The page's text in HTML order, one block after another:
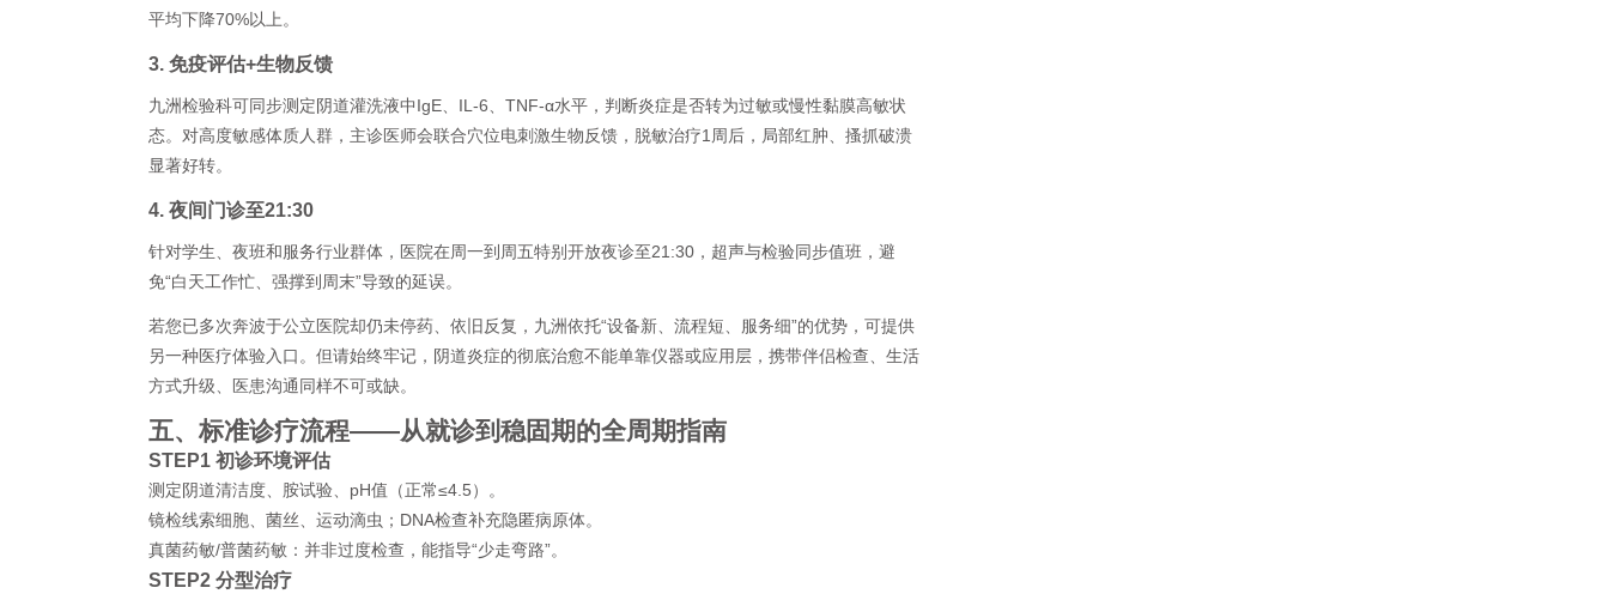
平均下降70%以上。
3. 免疫评估+生物反馈
九洲检验科可同步测定阴道灌洗液中IgE、IL-6、TNF-α水平，判断炎症是否转为过敏或慢性黏膜高敏状
态。对高度敏感体质人群，主诊医师会联合穴位电刺激生物反馈，脱敏治疗1周后，局部红肿、搔抓破溃
显著好转。
4. 夜间门诊至21:30
针对学生、夜班和服务行业群体，医院在周一到周五特别开放夜诊至21:30，超声与检验同步值班，避
免“白天工作忙、强撑到周末”导致的延误。
若您已多次奔波于公立医院却仍未停药、依旧反复，九洲依托“设备新、流程短、服务细”的优势，可提供
另一种医疗体验入口。但请始终牢记，阴道炎症的彻底治愈不能单靠仪器或应用层，携带伴侣检查、生活
方式升级、医患沟通同样不可或缺。
五、标准诊疗流程——从就诊到稳固期的全周期指南
STEP1 初诊环境评估
测定阴道清洁度、胺试验、pH值（正常≤4.5）。
镜检线索细胞、菌丝、运动滴虫；DNA检查补充隐匿病原体。
真菌药敏/普菌药敏：并非过度检查，能指导“少走弯路”。
STEP2 分型治疗